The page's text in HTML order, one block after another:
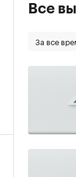
Все
За все